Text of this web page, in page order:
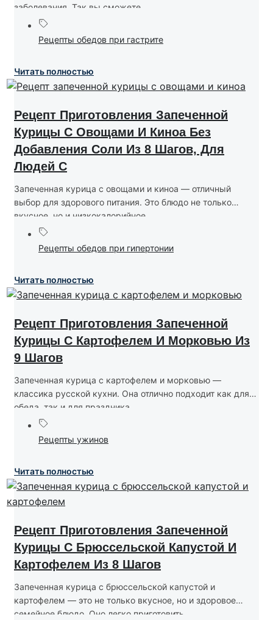
заболевания. Так вы сможете...
Рецепты обедов при гастрите
Читать полностью
Рецепт Приготовления Запеченной
Курицы С Овощами И Киноа Без
Добавления Соли Из 8 Шагов, Для
Людей С
Запеченная курица с овощами и киноа — отличный
выбор для здорового питания. Это блюдо не только
вкусное, но и низкокалорийное....
Рецепты обедов при гипертонии
Читать полностью
Рецепт Приготовления Запеченной
Курицы С Картофелем И Морковью Из
9 Шагов
Запеченная курица с картофелем и морковью —
классика русской кухни. Она отлично подходит как для
обеда, так и для праздника....
Рецепты ужинов
Читать полностью
Рецепт Приготовления Запеченной
Курицы С Брюссельской Капустой И
Картофелем Из 8 Шагов
Запеченная курица с брюссельской капустой и
картофелем — это не только вкусное, но и здоровое
семейное блюдо. Оно легко приготовить....